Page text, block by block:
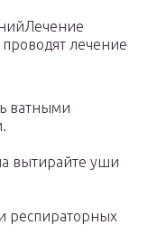
лечение
ватными
вытирайте уши
респираторных